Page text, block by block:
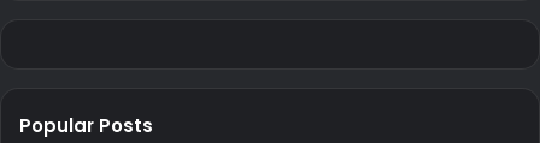
Popular Posts